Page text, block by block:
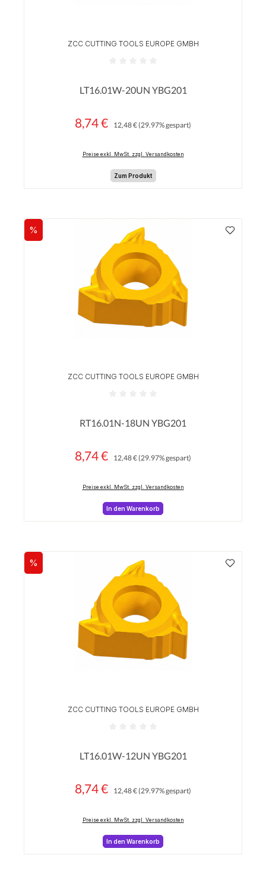
ZCC CUTTING TOOLS EUROPE GMBH
LT16.01W-20UN YBG201
Verkaufspreis:
8,74 € 12,48 €(29.97% gespart)
Preise exkl. MwSt. zzgl. Versandkosten
Zum Produkt
Rabatt
%
ZCC CUTTING TOOLS EUROPE GMBH
RT16.01N-18UN YBG201
Verkaufspreis:
8,74 € 12,48 €(29.97% gespart)
Preise exkl. MwSt. zzgl. Versandkosten
In den Warenkorb
Rabatt
%
ZCC CUTTING TOOLS EUROPE GMBH
LT16.01W-12UN YBG201
Verkaufspreis:
8,74 € 12,48 €(29.97% gespart)
Preise exkl. MwSt. zzgl. Versandkosten
In den Warenkorb